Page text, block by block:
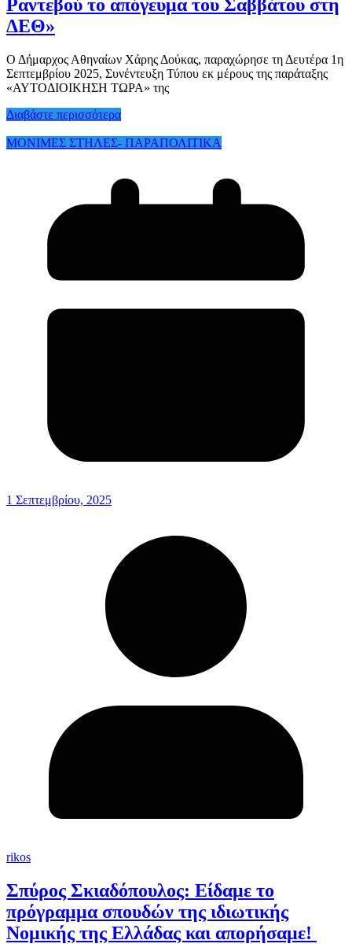
Ραντεβού το απόγευμα του Σαββάτου στη
ΔΕΘ»
Ο Δήμαρχος Αθηναίων Χάρης Δούκας, παραχώρησε τη Δευτέρα 1η
Σεπτεμβρίου 2025, Συνέντευξη Τύπου εκ μέρους της παράταξης
«ΑΥΤΟΔΙΟΙΚΗΣΗ ΤΩΡΑ» της
Διαβάστε περισσότερα
ΜΟΝΙΜΕΣ ΣΤΗΛΕΣ- ΠΑΡΑΠΟΛΙΤΙΚΑ
1 Σεπτεμβρίου, 2025
rikos
Σπύρος Σκιαδόπουλος: Είδαμε το
πρόγραμμα σπουδών της ιδιωτικής
Νομικής της Ελλάδας και απορήσαμε!